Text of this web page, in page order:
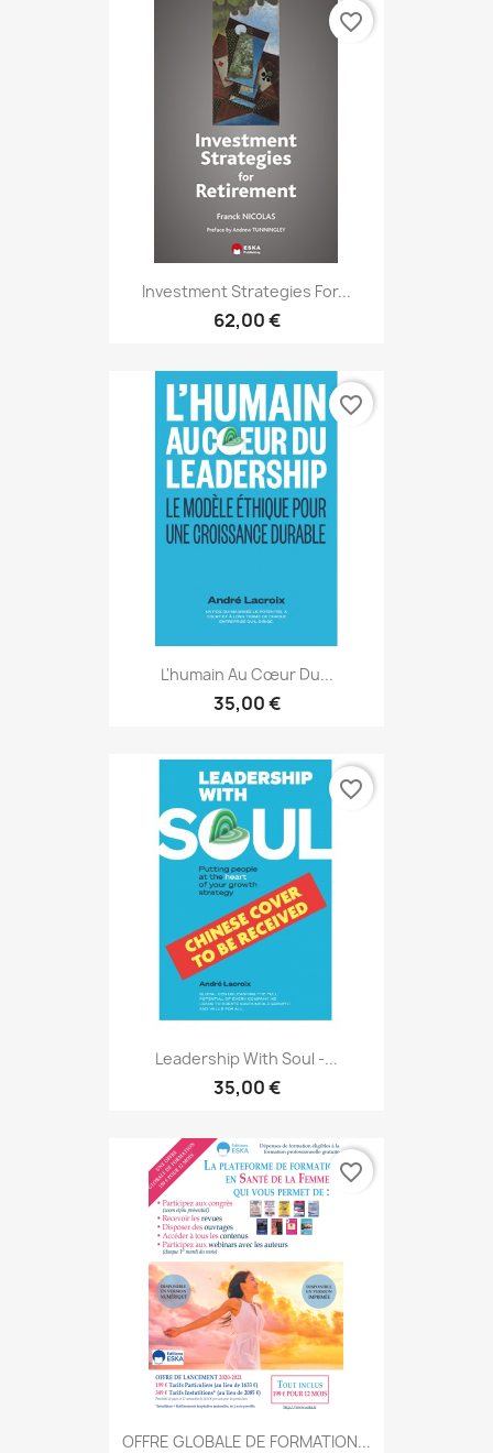
Investment Strategies For...
62,00 €
favorite_border
L'humain Au Cœur Du...
35,00 €
favorite_border
Leadership With Soul -...
35,00 €
favorite_border
OFFRE GLOBALE DE FORMATION...
favorite_border